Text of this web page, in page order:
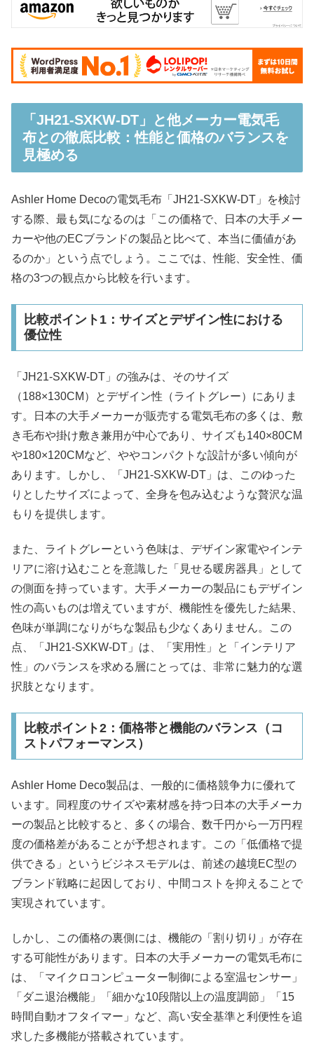
「JH21-SXKW-DT」と他メーカー電気毛
布との徹底比較：性能と価格のバランスを
見極める
Ashler Home Decoの電気毛布「JH21-SXKW-DT」を検討
する際、最も気になるのは「この価格で、日本の大手メー
カーや他のECブランドの製品と比べて、本当に価値があ
るのか」という点でしょう。ここでは、性能、安全性、価
格の3つの観点から比較を行います。
比較ポイント1：サイズとデザイン性における
優位性
「JH21-SXKW-DT」の強みは、そのサイズ
（188×130CM）とデザイン性（ライトグレー）にありま
す。日本の大手メーカーが販売する電気毛布の多くは、敷
き毛布や掛け敷き兼用が中心であり、サイズも140×80CM
や180×120CMなど、ややコンパクトな設計が多い傾向が
あります。しかし、「JH21-SXKW-DT」は、このゆった
りとしたサイズによって、全身を包み込むような贅沢な温
もりを提供します。
また、ライトグレーという色味は、デザイン家電やインテ
リアに溶け込むことを意識した「見せる暖房器具」として
の側面を持っています。大手メーカーの製品にもデザイン
性の高いものは増えていますが、機能性を優先した結果、
色味が単調になりがちな製品も少なくありません。この
点、「JH21-SXKW-DT」は、「実用性」と「インテリア
性」のバランスを求める層にとっては、非常に魅力的な選
択肢となります。
比較ポイント2：価格帯と機能のバランス（コ
ストパフォーマンス）
Ashler Home Deco製品は、一般的に価格競争力に優れて
います。同程度のサイズや素材感を持つ日本の大手メーカ
ーの製品と比較すると、多くの場合、数千円から一万円程
度の価格差があることが予想されます。この「低価格で提
供できる」というビジネスモデルは、前述の越境EC型の
ブランド戦略に起因しており、中間コストを抑えることで
実現されています。
しかし、この価格の裏側には、機能の「割り切り」が存在
する可能性があります。日本の大手メーカーの電気毛布に
は、「マイクロコンピューター制御による室温センサー」
「ダニ退治機能」「細かな10段階以上の温度調節」「15
時間自動オフタイマー」など、高い安全基準と利便性を追
求した多機能が搭載されています。